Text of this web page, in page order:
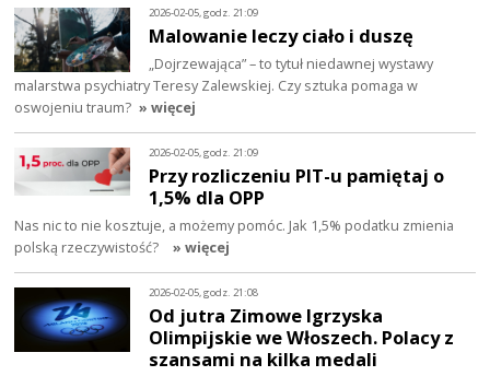
2026-02-05, godz. 21:09
Malowanie leczy ciało i duszę
„Dojrzewająca” – to tytuł niedawnej wystawy
malarstwa psychiatry Teresy Zalewskiej. Czy sztuka pomaga w
oswojeniu traum? » więcej
2026-02-05, godz. 21:09
Przy rozliczeniu PIT-u pamiętaj o
1,5% dla OPP
Nas nic to nie kosztuje, a możemy pomóc. Jak 1,5% podatku zmienia
polską rzeczywistość?
» więcej
2026-02-05, godz. 21:08
Od jutra Zimowe Igrzyska
Olimpijskie we Włoszech. Polacy z
szansami na kilka medali